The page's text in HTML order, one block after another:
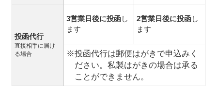
投函代行
直接相手に届け
る場合
3営業日後に投函し
ます
2営業日後に投函し
ます
※投函代行は郵便はがきで申込みく
ださい。私製はがきの場合は承る
ことができません。